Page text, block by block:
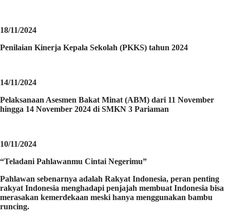
18/11/2024
Penilaian Kinerja Kepala Sekolah (PKKS) tahun 2024
14/11/2024
Pelaksanaan Asesmen Bakat Minat (ABM) dari 11 November
hingga 14 November 2024 di SMKN 3 Pariaman
10/11/2024
“Teladani Pahlawanmu Cintai Negerimu”
Pahlawan sebenarnya adalah Rakyat Indonesia, peran penting
rakyat Indonesia menghadapi penjajah membuat Indonesia bisa
merasakan kemerdekaan meski hanya menggunakan bambu
runcing.